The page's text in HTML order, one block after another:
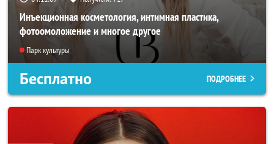
Инъекционная косметология, интимная пластика,
фотоомоложение и многое другое
Парк культуры
Бесплатно ПОДРОБНЕЕ